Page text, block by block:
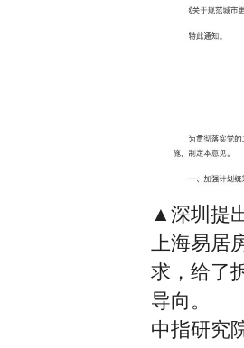
▲深圳提
上海易居
求，给了
导向。
中指研究